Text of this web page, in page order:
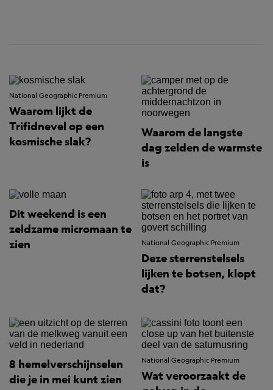
National Geographic Premium
Waarom lijkt de
Trifidnevel op een
kosmische slak?
Waarom de langste
dag zelden de warmste
is
Dit weekend is een
zeldzame micromaan te
zien
National Geographic Premium
Deze sterrenstelsels
lijken te botsen, klopt
dat?
8 hemelverschijnselen
die je in mei kunt zien
National Geographic Premium
Wat veroorzaakt de